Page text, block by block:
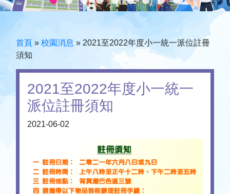
首頁 » 校園消息 » 2021至2022年度小一統一派位註冊
須知
2021至2022年度小一統一
派位註冊須知
2021-06-02